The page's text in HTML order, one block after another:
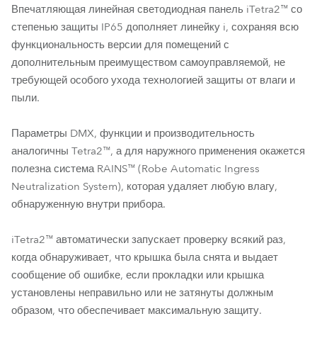
Впечатляющая линейная светодиодная панель iTetra2™ со
степенью защиты IP65 дополняет линейку i, сохраняя всю
функциональность версии для помещений с
дополнительным преимуществом самоуправляемой, не
требующей особого ухода технологией защиты от влаги и
пыли.
Параметры DMX, функции и производительность
аналогичны Tetra2™, а для наружного применения окажется
полезна система RAINS™ (Robe Automatic Ingress
Neutralization System), которая удаляет любую влагу,
обнаруженную внутри прибора.
iTetra2™ автоматически запускает проверку всякий раз,
когда обнаруживает, что крышка была снята и выдает
сообщение об ошибке, если прокладки или крышка
установлены неправильно или не затянуты должным
образом, что обеспечивает максимальную защиту.